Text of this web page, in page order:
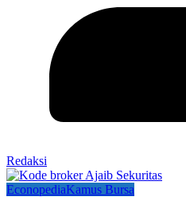
Redaksi
EconopediaKamus Bursa